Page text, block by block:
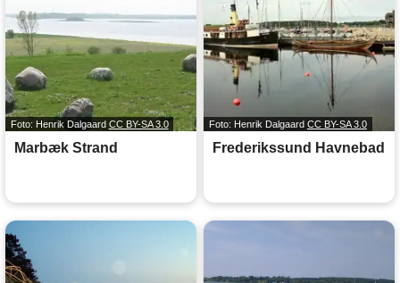
Foto: Henrik Dalgaard CC BY-SA 3.0
Marbæk Strand
Foto: Henrik Dalgaard CC BY-SA 3.0
Frederikssund Havnebad